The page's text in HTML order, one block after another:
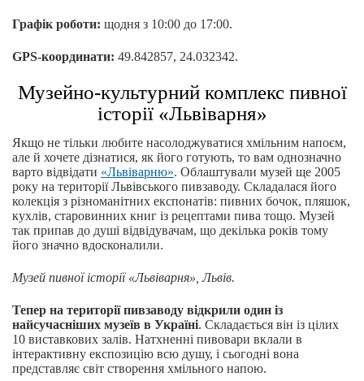
Графік роботи: щодня з 10:00 до 17:00.
GPS-координати: 49.842857, 24.032342.
Музейно-культурний комплекс пивної
історії «Львіварня»
Якщо не тільки любите насолоджуватися хмільним напоєм,
але й хочете дізнатися, як його готують, то вам однозначно
варто відвідати «Львіварню». Облаштували музей ще 2005
року на території Львівського пивзаводу. Складалася його
колекція з різноманітних експонатів: пивних бочок, пляшок,
кухлів, старовинних книг із рецептами пива тощо. Музей
так припав до душі відвідувачам, що декілька років тому
його значно вдосконалили.
Музей пивної історії «Львіварня», Львів.
Тепер на території пивзаводу відкрили один із
найсучасніших музеїв в Україні. Складається він із цілих
10 виставкових залів. Натхненні пивовари вклали в
інтерактивну експозицію всю душу, і сьогодні вона
представляє світ створення хмільного напою.